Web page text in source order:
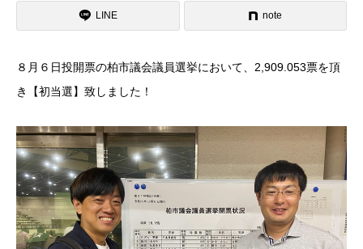
選挙ドットコム
LINE note
８月６日投開票の柏市議会議員選挙において、2,909.053票を頂
き【初当選】致しました！